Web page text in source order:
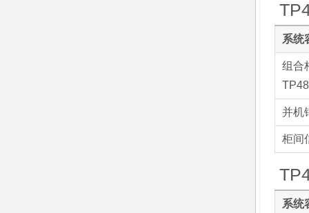
系统
组合
并机
柜间
系统